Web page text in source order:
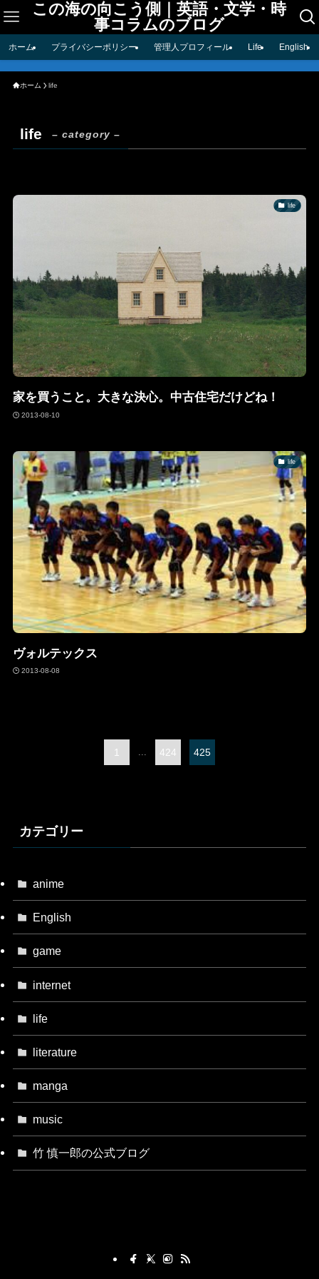
この海の向こう側｜英語・文学・時
事コラムのブログ
ホーム プライバシーポリシー 管理人プロフィール Life English
ホーム life
life – category –
life
家を買うこと。大きな決心。中古住宅だけどね！
2013-08-10
life
ヴォルテックス
2013-08-08
1 424 425
カテゴリー
anime
English
game
internet
life
literature
manga
music
竹 慎一郎の公式ブログ